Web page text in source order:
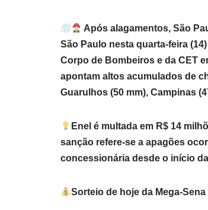
Após alagamentos, São
São Paulo nesta quarta-feira
Corpo de Bombeiros e da CET
apontam altos acumulados de
Guarulhos (50 mm), Campinas
Enel é multada em R$ 14
sanção refere-se a apagões
concessionária desde o início
Sorteio de hoje da Mega-